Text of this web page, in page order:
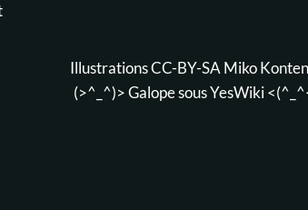
Illustrations CC-BY-SA Miko
(>^_^)> Galope sousYesWiki